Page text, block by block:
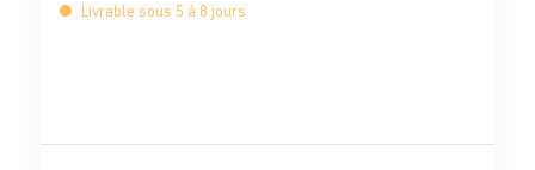
Livrable sous 5 à 8 jours